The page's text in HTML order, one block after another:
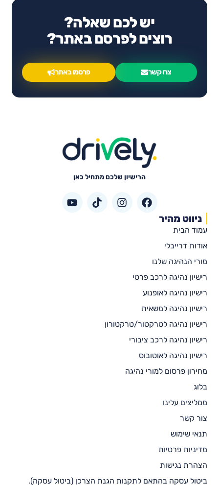
יש לכם שאלה?
רוצים לפרסם באתר?
צרו קשר פרסמו באתר
הרישיון שלכם מתחיל כאן
ניווט מהיר
עמוד הבית
אודות דרייבלי
מורי הנהיגה שלנו
רישיון נהיגה לרכב פרטי
רישיון נהיגה לאופנוע
רישיון נהיגה למשאית
רישיון נהיגה לטרקטור/טרקטורון
רישיון נהיגה לרכב ציבורי
רישיון נהיגה לאוטובוס
מחירון פרסום למורי נהיגה
בלוג
ממליצים עלינו
צור קשר
תנאי שימוש
מדיניות פרטיות
הצהרת נגישות
ביטול עסקה בהתאם לתקנות הגנת הצרכן (ביטול עסקה),